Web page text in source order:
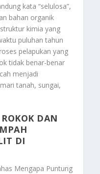
kata “selulosa”,
bahan organik
kimia yang
puluhan tahun
pelapukan yang
tidak benar-benar
menjadi
tanah, sungai,
DAN
DI
Mengapa Puntung